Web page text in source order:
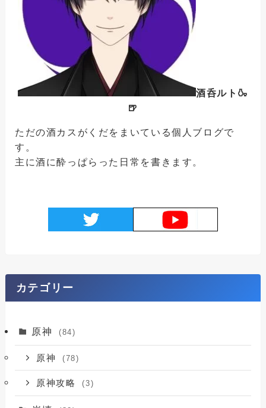
酒呑ルト🍶
🍺
ただの酒カスがくだをまいている個人ブログで
す。
主に酒に酔っぱらった日常を書きます。
カテゴリー
原神 (84)
原神 (78)
原神攻略 (3)